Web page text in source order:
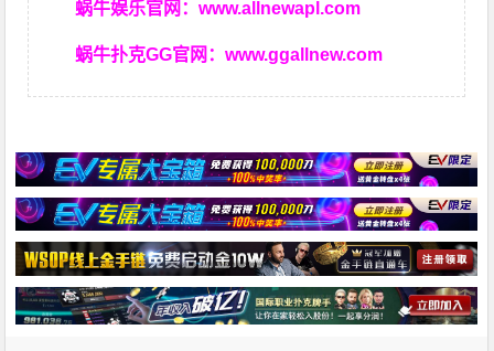
蜗牛娱乐官网：www.allnewapl.com
蜗牛扑克GG官网：www.ggallnew.com